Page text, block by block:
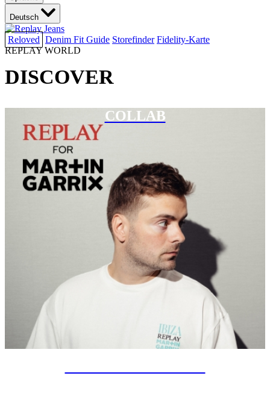
Deutsch
Reloved Denim Fit Guide Storefinder Fidelity-Karte
REPLAY WORLD
DISCOVER
COLLAB